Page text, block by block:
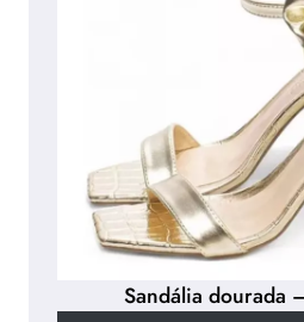
Sandália dourada